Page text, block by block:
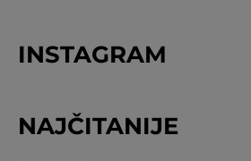
INSTAGRAM
NAJČITANIJE